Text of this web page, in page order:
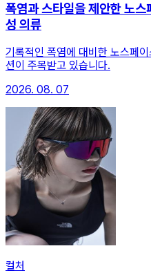
폭염과 스타일을 제안한 노스
성 의류
기록적인 폭염에 대비한 노스페
션이 주목받고 있습니다.
2026. 08. 07
컬처